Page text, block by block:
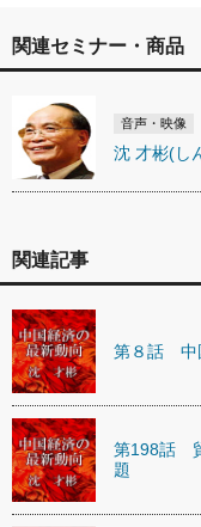
関連セミナー・商品
音声・映像
沈 才彬(し
関連記事
第８話 中
第198話
題